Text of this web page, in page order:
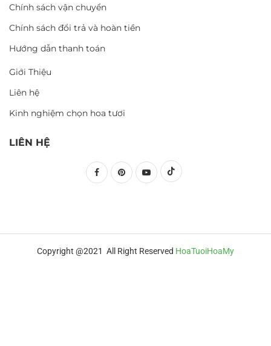
Chính sách vận chuyển
Chính sách đổi trả và hoàn tiền
Hướng dẫn thanh toán
Giới Thiệu
Liên hệ
Kinh nghiệm chọn hoa tươi
LIÊN HỆ
Copyright @2021 All Right Reserved HoaTuoiHoaMy